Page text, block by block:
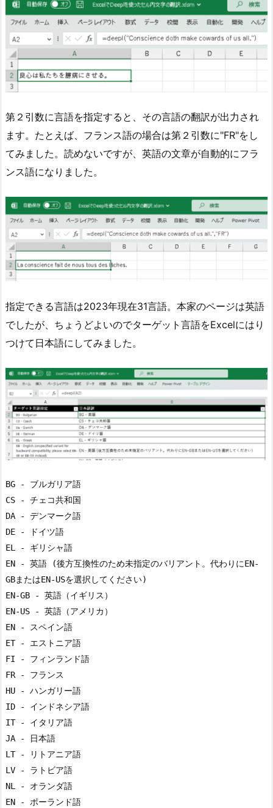
第２引数に言語を指定すると、その言語の翻訳が出力され
ます。たとえば、フランス語の場合は第２引数に"FR"をし
てみました。読めないですが、英語の文章が自動的にフラ
ンス語になりました。
指定できる言語は2023年現在31言語。本家のページは英語
でしたが、ちょうどよいのでターゲット言語をExcelにはり
つけて日本語にしてみました。
BG - ブルガリア語
CS - チェコ共和国
DA - デンマーク語
DE - ドイツ語
EL - ギリシャ語
EN - 英語 (後方互換性のため未指定のバリアント。代わりにEN-
GBまたはEN-USを選択してください)
EN-GB - 英語（イギリス）
EN-US - 英語（アメリカ）
EN - スペイン語
ET - エストニア語
FI - フィンランド語
FR - フランス
HU - ハンガリー語
ID - インドネシア語
IT - イタリア語
JA - 日本語
LT - リトアニア語
LV - ラトビア語
NL - オランダ語
EN - ポーランド語